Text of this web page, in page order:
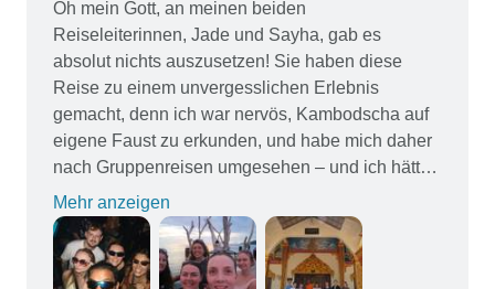
Oh mein Gott, an meinen beiden
Reiseleiterinnen, Jade und Sayha, gab es
absolut nichts auszusetzen! Sie haben diese
Reise zu einem unvergesslichen Erlebnis
gemacht, denn ich war nervös, Kambodscha auf
eigene Faust zu erkunden, und habe mich daher
nach Gruppenreisen umgesehen – und ich hätte
diese Entscheidung um nichts in der Welt
geändert! Meine Gruppe war großartig, und das
gesamte Programm war vollgepackt mit lokalen
und umweltfreundlichen Erlebnissen, die ich auf
Mehr anzeigen